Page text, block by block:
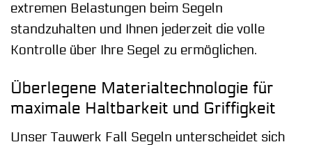
extremen Belastungen beim Segeln
standzuhalten und Ihnen jederzeit die volle
Kontrolle über Ihre Segel zu ermöglichen.
Überlegene Materialtechnologie für
maximale Haltbarkeit und Griffigkeit
Unser Tauwerk Fall Segeln unterscheidet sich